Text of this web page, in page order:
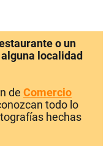
o un
localidad
de Comercio
todo lo
hechas